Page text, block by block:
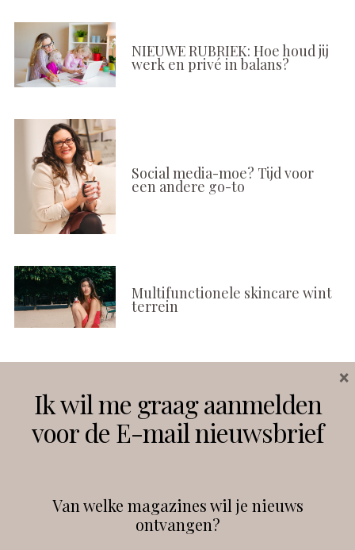
NIEUWE RUBRIEK: Hoe houd jij
werk en privé in balans?
Social media-moe? Tijd voor
een andere go-to
Multifunctionele skincare wint
terrein
Instagram Facebook
debeautyprofessional
Ik wil me graag aanmelden
voor de E-mail nieuwsbrief
Van welke magazines wil je nieuws
ontvangen?
×